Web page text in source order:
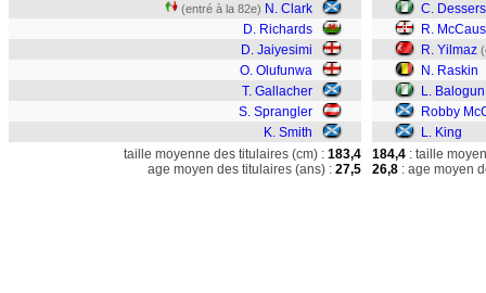
(entré à la 82e) N. Clark
D. Richards
D. Jaiyesimi
O. Olufunwa
T. Gallacher
S. Sprangler
K. Smith
C. Dessers
R.
R. Yilmaz
N. Raskin
L. Balogun
Robby
L. King
taille moyenne des titulaires (cm) : 183,4
age moyen des titulaires (ans) : 27,5
184,4 : taille
26,8 : age moyen